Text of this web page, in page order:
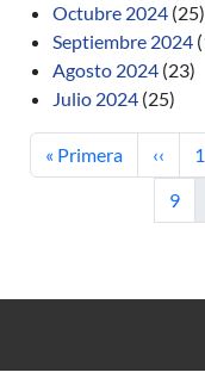
Octubre 2024 (25)
Septiembre 2024
Agosto 2024 (23)
Julio 2024 (25)
Primera página
« Primera ‹‹ 1
9